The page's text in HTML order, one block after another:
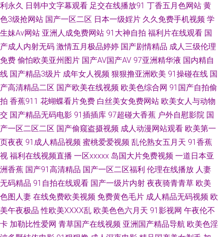
放 影视先锋色AV 超碰97人妻在线 国产探花91 久草免费欧美 日本a在线播放
亚洲AB影视 91在线欧 超碰开久久 久草资源在线 日本生活片 午夜AV剧场 亚
洲国产日韩系列 91看双飞片 www含羞草av 成人射视频 国内精品一区在线
美国色伦a片 日本不卡a∨ 日本午夜精华 超碰在线播放91 国产日本欧韩视频
本色 国产白丝视频 黄色链接在线看 免费黄色电影网 欧洲精品区 午夜成人伦
理 自拍网站 99在线视频福利 成人欧美 国产韩日精品黄色 久久青草 青娱乐
青草91 五月婷婷六月花 在线看91网站 91主播在线视频 wwwwww6区 成人
AV线上看 黄色仓库网站 美女福利视频导航 日韩无人区电影 影音先锋丝袜丝
利永久 日韩中文字幕观看 足交在线播放91 丁香五月色网站 黄
色3级抢网站 国产一区二区 日本一级婬片 久久免费手机视频 学
生妹Av网站 亚洲人成免费网站 91大神自拍 福利片在线观看 国
产成人内射无码 激情五月极品婷婷 国产剧情精品 成人三级伦理
免费 偷怕欧美亚州图片 国产AV国产AV 97亚洲精华液 国内精自
线 国产精品3级片 成年女人视频 狠狠撸亚洲欧美 91操碰在线 国
产高清精品二区 国产欧美在线视频 欧美色综合网 91国产自拍偷
拍 香蕉911 花蝴蝶看片免费 白丝美女免费网站 欧美女人与动物
交 国产精品无码电影 91插插库 97超碰大香蕉 户外自慰影院 国
产一区二区二区 国产偷窥盗摄视频 成人动漫网站观看 欧美第一
页夜夜 91成人精品视频 蜜桃爱爱视频 乱伦熟女五月天 91香蕉
视 福利在线视频直播 一区xxxxx 岛国大片免费视频 一道日本亚
洲香蕉 国产91高清精品 国产一区二区福利 伦理在线播放 人妻
无码精品 91自拍在线观看 国产一级片内射 夜夜骑青青草 欧美
色图人妻 在线免费欧美视频 免费黄色毛片 成人精品无码视频 欧
美午夜极品 性欧美ⅩⅩⅩⅩ乱 欧美色色六月天 91影视网 午夜伦不
卡 加勒比性爱网 青草国产在线视频 亚洲国产精品导航 欧美色淫